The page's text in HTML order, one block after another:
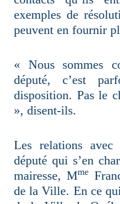
exemples de
peuvent en fournir
« Nous sommes
député, c’est
disposition. Pas le
», disent-ils.
Les relations avec
député qui s’en
mairesse, Mme
de la Ville. En ce